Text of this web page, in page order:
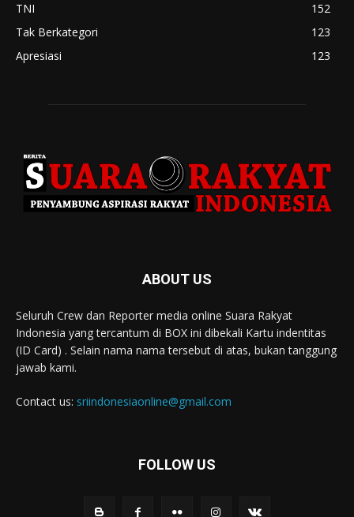
TNI
152
Tak Berkategori
123
Apresiasi
123
ABOUT US
Seluruh Crew dan Reporter media online Suara Rakyat
Indonesia yang tercantum di BOX ini dibekali Kartu indentitas
(ID Card) . Selain nama nama tersebut di atas, bukan tanggung
jawab kami.
Contact us: sriindonesiaonline@gmail.com
FOLLOW US